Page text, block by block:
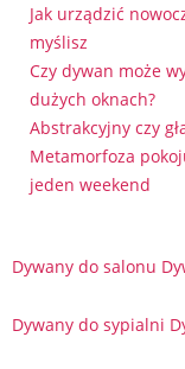
Jak urządzić
myślisz
Czy dywan może
dużych oknach?
Abstrakcyjny czy
Metamorfoza
jeden weekend
Dywany do salonu
Dywany do sypialni